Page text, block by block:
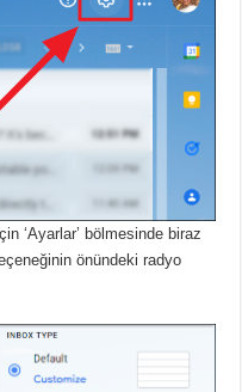
‘Ayarlar’ bölmesinde biraz
önündeki radyo